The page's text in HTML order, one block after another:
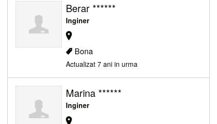
Berar ******
Inginer
Bona
Actualizat 7 ani in urma
Marina ******
Inginer